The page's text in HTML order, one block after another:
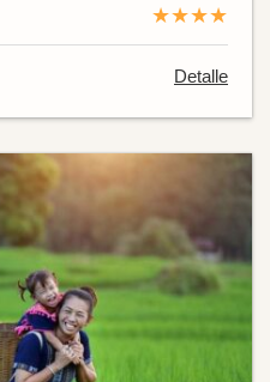
★★★★
Detalle